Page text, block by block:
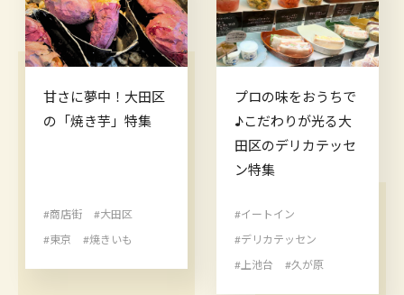
甘さに夢中！大田区
の「焼き芋」特集
#商店街
#大田区
#東京
#焼きいも
プロの味をおうちで
♪こだわりが光る大
田区のデリカテッセ
ン特集
#イートイン
#デリカテッセン
#上池台
#久が原